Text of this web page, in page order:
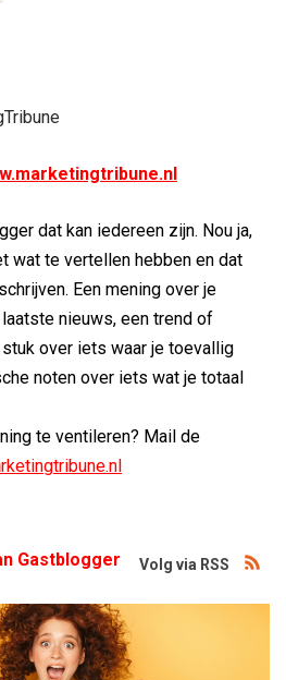
dat kan iedereen zijn. Nou ja,
wat te vertellen hebben en dat
Een mening over je
nieuws, een trend of
over iets waar je toevallig
noten over iets wat je totaal
te ventileren? Mail de
Gastblogger Volg via RSS